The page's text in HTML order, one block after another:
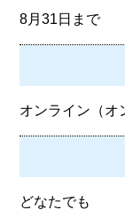
8月31日まで
オンライン（オ
どなたでも